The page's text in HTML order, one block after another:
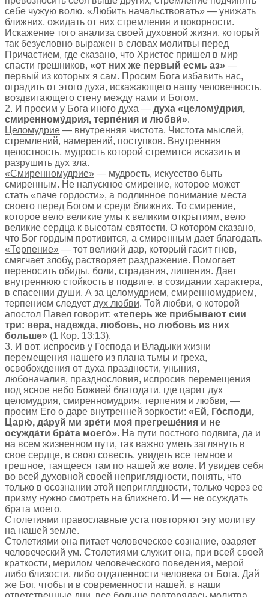
себе чужую волю. «Любить начальствовать» — унижать
ближних, ожидать от них стремления и покорности.
Искажение того анализа своей духовной жизни, который
так безусловно выражен в словах молитвы перед
Причастием, где сказано, что Христос пришел в мир
спасти грешников, «от них же первый есмь аз» —
первый из которых я сам. Просим Бога избавить нас,
оградить от этого духа, искажающего нашу человечность,
воздвигающего стену между нами и Богом.
2. И просим у Бога иного духа — духа «целому́дрия,
смиренному́дрия, терпе́ния и любви́».
Целомудрие — внутренняя чистота. Чистота мыслей,
стремлений, намерений, поступков. Внутренняя
целостность, мудрость которой стремится исказить и
разрушить дух зла.
«Смиренномудрие» — мудрость, искусство быть
смиренным. Не напускное смирение, которое может
стать «паче гордости», а подлинное понимание места
своего перед Богом и среди ближних. То смирение,
которое вело великие умы к великим открытиям, вело
великие сердца к высотам святости. О котором сказано,
что Бог гордым противится, а смиренным дает благодать.
«Терпение» — тот великий дар, который гасит гнев,
смягчает злобу, растворяет раздражение. Помогает
переносить обиды, боли, страдания, лишения. Дает
внутреннюю стойкость в подвиге, в созидании характера,
в спасении души. А за целомудрием, смиренномудрием,
терпением следует дух любви. Той любви, о которой
апостол Павел говорит: «теперь же прибывают сии
три: вера, надежда, любовь, но любовь из них
больше» (1 Кор. 13:13).
3. И вот, испросив у Господа и Владыки жизни
перемещения нашего из плана тьмы и греха,
освобождения от духа праздности, уныния,
любоначалия, празднословия, испросив перемещения
под ясное небо Божией благодати, где царит дух
целомудрия, смиренномудрия, терпения и любви, —
просим Его о даре внутренней зоркости: «Ей, Го́споди,
Царю́, да́руй ми зре́ти моя́ прегреше́ния и не
осужда́ти бра́та моего́». На пути постного подвига, да и
на всем жизненном пути, так важно уметь заглянуть в
свое сердце, в свою совесть, увидеть все темное и
грешное, таящееся там по нашей же воле. И увидев себя
во всей духовной своей неприглядности, понять, что
только в осознании этой неприглядности, только через ее
призму нужно смотреть на ближнего. И — не осуждать
брата моего.
Столетиями православные уста повторяют эту молитву
на нашей земле.
Столетиями она питает человеческое сознание, озаряет
человеческий ум. Столетиями служит она, при всей своей
краткости, мерилом человеческого поведения, мерой
либо близости, либо отдаленности человека от Бога. Дай
же Бог, чтобы и в современности нашей, в наши